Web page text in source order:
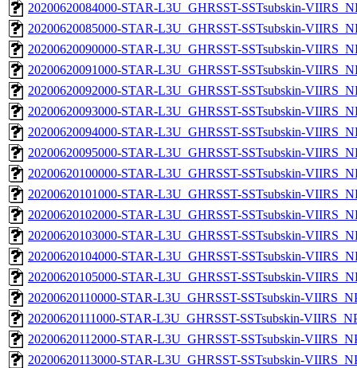
20200620084000-STAR-L3U_GHRSST-SSTsubskin-
20200620085000-STAR-L3U_GHRSST-SSTsubskin-
20200620090000-STAR-L3U_GHRSST-SSTsubskin-
20200620091000-STAR-L3U_GHRSST-SSTsubskin-
20200620092000-STAR-L3U_GHRSST-SSTsubskin-
20200620093000-STAR-L3U_GHRSST-SSTsubskin-
20200620094000-STAR-L3U_GHRSST-SSTsubskin-
20200620095000-STAR-L3U_GHRSST-SSTsubskin-
20200620100000-STAR-L3U_GHRSST-SSTsubskin-
20200620101000-STAR-L3U_GHRSST-SSTsubskin-
20200620102000-STAR-L3U_GHRSST-SSTsubskin-
20200620103000-STAR-L3U_GHRSST-SSTsubskin-
20200620104000-STAR-L3U_GHRSST-SSTsubskin-
20200620105000-STAR-L3U_GHRSST-SSTsubskin-
20200620110000-STAR-L3U_GHRSST-SSTsubskin-
20200620111000-STAR-L3U_GHRSST-SSTsubskin-
20200620112000-STAR-L3U_GHRSST-SSTsubskin-
20200620113000-STAR-L3U_GHRSST-SSTsubskin-